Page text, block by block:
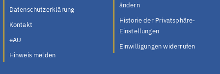
Datenschutzerklärung
Kontakt
eAU
Hinweis melden
ändern
Historie der Privatsphäre-
Einstellungen
Einwilligungen widerrufen